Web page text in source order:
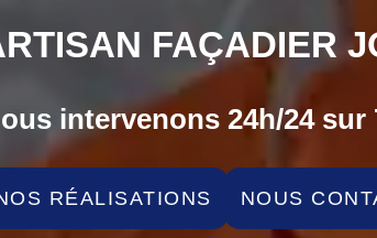
FAÇADIER
intervenons 24h/24 sur
RÉALISATIONS NOUS